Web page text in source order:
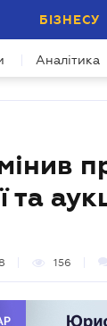
БІЗНЕСУ
Аналітика
та
156